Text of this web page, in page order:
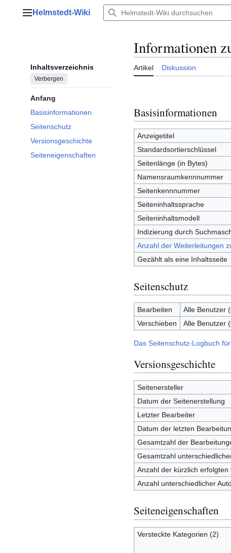
Hauptmenü
Helmstedt-Wiki
Inhaltsverzeichnis
Verbergen
Anfang
Basisinformationen
Seitenschutz
Versionsgeschichte
Seiteneigenschaften
Informationen
Artikel Diskussion
Basisinformationen
Anzeigetitel
Standardsortierschlüssel
Seitenlänge (in Bytes)
Namensraumkennnummer
Seitenkennnummer
Seiteninhaltssprache
Seiteninhaltsmodell
Indizierung durch
Anzahl der Weiterleitungen
Gezählt als eine Inhaltsseite
Seitenschutz
Bearbeiten
Alle Benutzer
Verschieben
Alle Benutzer
Das Seitenschutz-Logbuch
Versionsgeschichte
Seitenersteller
Datum der Seitenerstellung
Letzter Bearbeiter
Datum der letzten
Gesamtzahl der
Gesamtzahl
Anzahl der kürzlich
Anzahl unterschiedlicher
Seiteneigenschaften
Versteckte Kategorien (2)